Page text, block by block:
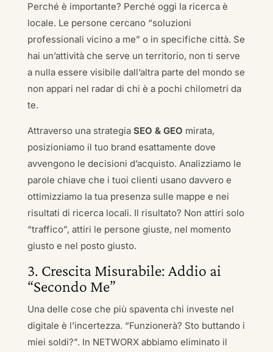
Perché è importante? Perché oggi la ricerca è
locale. Le persone cercano “soluzioni
professionali vicino a me” o in specifiche città. Se
hai un’attività che serve un territorio, non ti serve
a nulla essere visibile dall’altra parte del mondo se
non appari nel radar di chi è a pochi chilometri da
te.
Attraverso una strategia SEO & GEO mirata,
posizioniamo il tuo brand esattamente dove
avvengono le decisioni d’acquisto. Analizziamo le
parole chiave che i tuoi clienti usano davvero e
ottimizziamo la tua presenza sulle mappe e nei
risultati di ricerca locali. Il risultato? Non attiri solo
“traffico”, attiri le persone giuste, nel momento
giusto e nel posto giusto.
3. Crescita Misurabile: Addio ai
“Secondo Me”
Una delle cose che più spaventa chi investe nel
digitale è l’incertezza. “Funzionerà? Sto buttando i
miei soldi?”. In NETWORX abbiamo eliminato il